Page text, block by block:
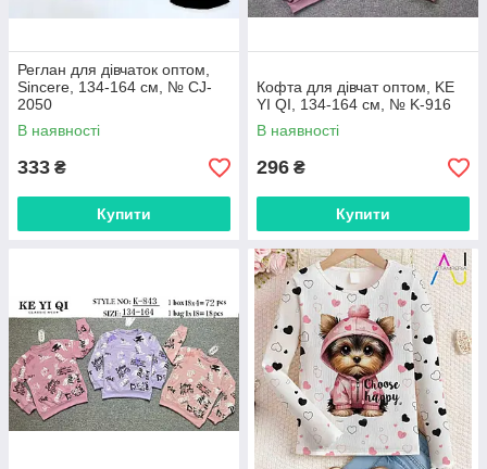
Реглан для дівчаток оптом,
Sincere, 134-164 см, № CJ-
2050
В наявності
333 ₴
Купити
Кофта для дівчат оптом, KE
YI QI, 134-164 см, № K-916
В наявності
296 ₴
Купити